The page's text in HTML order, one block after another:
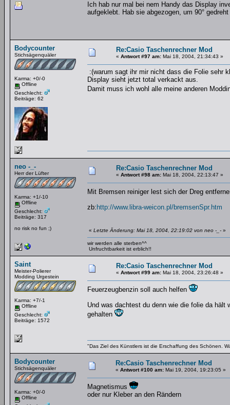
Ich hab nur mal bei nem Handy das Display
aufgeklebt. Hab sie abgezogen, um 90°
Bodycounter
Stichsägenquäler
Karma: +0/-0
Offline
Geschlecht:
Beiträge: 62
Re:Casio Taschenrechner Mod
« Antwort #97 am: Mai 18, 2004, 21:34:43 »
:(warum sagt ihr mir nicht dass die Folie sehr
Display sieht jetzt total verkackt aus.
Damit muss ich wohl alle meine anderen
neo -_-
Herr der Lüfter
Karma: +1/-10
Offline
Geschlecht:
Beiträge: 317
no risk no fun ;)
Re:Casio Taschenrechner Mod
« Antwort #98 am: Mai 18, 2004, 22:13:47 »
Mit Bremsen reiniger lest sich der Dreg
zb: http://www.libra-weicon.pl/bremsenSpr.htm
« Letzte Änderung: Mai 18, 2004, 22:19:02 von neo -_- »
wir werden alle sterben^^
Unfruchtbarkeit ist erblich!!
Saint
Meister-Polierer
Modding Urgestein
Karma: +7/-1
Offline
Geschlecht:
Beiträge: 1572
Re:Casio Taschenrechner Mod
« Antwort #99 am: Mai 18, 2004, 23:26:48 »
Feuerzeugbenzin soll auch helfen
Und was dachtest du denn wie die folie da
gehalten
"Das Ziel des Künstlers ist die Erschaffung des Schönen.
Bodycounter
Stichsägenquäler
Karma: +0/-0
Offline
Re:Casio Taschenrechner Mod
« Antwort #100 am: Mai 19, 2004, 19:23:05 »
Magnetismus
oder nur Kleber an den Rändern